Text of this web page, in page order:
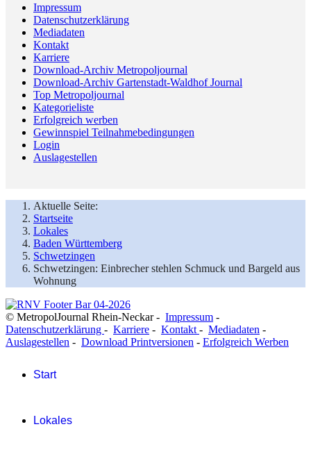
Impressum
Datenschutzerklärung
Mediadaten
Kontakt
Karriere
Download-Archiv Metropoljournal
Download-Archiv Gartenstadt-Waldhof Journal
Top Metropoljournal
Kategorieliste
Erfolgreich werben
Gewinnspiel Teilnahmebedingungen
Login
Auslagestellen
Aktuelle Seite:
Startseite
Lokales
Baden Württemberg
Schwetzingen
Schwetzingen: Einbrecher stehlen Schmuck und Bargeld aus
Wohnung
© MetropolJournal Rhein-Neckar - Impressum -
Datenschutzerklärung - Karriere - Kontakt - Mediadaten -
Auslagestellen - Download Printversionen - Erfolgreich Werben
Start
Lokales